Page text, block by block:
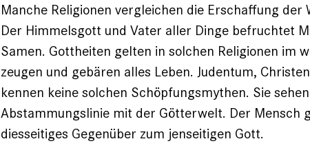
Manche Religionen vergleichen die Erschaffung der
Der Himmelsgott und Vater aller Dinge befruchtet
Samen. Gottheiten gelten in solchen Religionen im
zeugen und gebären alles Leben. Judentum,
kennen keine solchen Schöpfungsmythen. Sie
Abstammungslinie mit der Götterwelt. Der Mensch
diesseitiges Gegenüber zum jenseitigen Gott.